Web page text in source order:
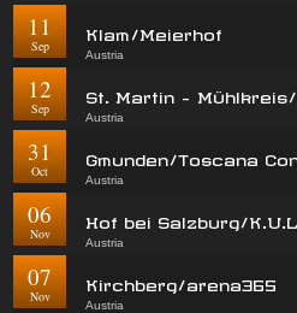
11
Sep
Klam/Meierhof
Austria
12
Sep
St. Martin -
Austria
31
Oct
Gmunden/Toscana
Austria
06
Nov
Hof bei Salzburg/
Austria
07
Nov
Kirchberg/arena365
Austria